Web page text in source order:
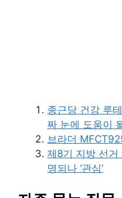
종근당 건강 루
짜 눈에 도움이
브라더
제8기 지방 선거
명되나 ‘관심’